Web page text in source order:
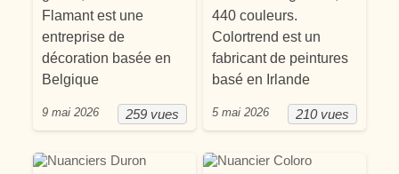
Flamant est une
entreprise de
décoration basée en
Belgique
259 vues
9 mai 2026
440 couleurs.
Colortrend est un
fabricant de peintures
basé en Irlande
210 vues
5 mai 2026